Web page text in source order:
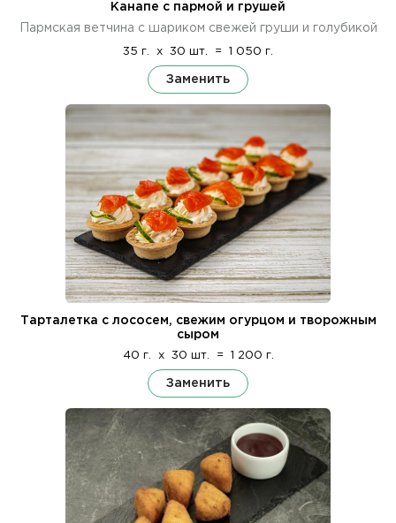
Канапе с пармой и грушей
Пармская ветчина с шариком свежей груши и голубикой
35 г. x 30 шт. = 1 050 г.
Заменить
Тарталетка с лососем, свежим огурцом и творожным
сыром
40 г. x 30 шт. = 1 200 г.
Заменить